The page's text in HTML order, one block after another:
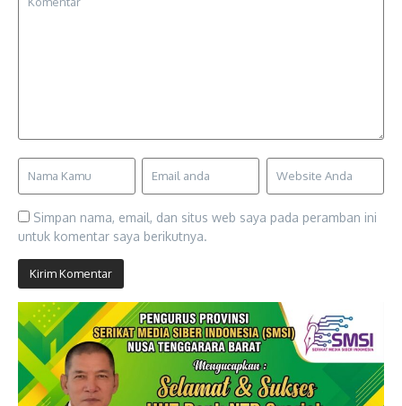
Simpan nama, email, dan situs web saya pada peramban ini
untuk komentar saya berikutnya.